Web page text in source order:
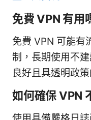
免費 VPN 有用
免費 VPN 可能有
制，長期使用不
良好且具透明政
如何確保 VPN